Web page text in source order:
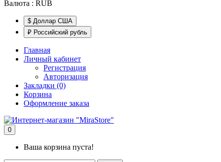
Валюта : RUB
$ Доллар США
₽ Российский рубль
Главная
Личный кабинет
Регистрация
Авторизация
Закладки (0)
Корзина
Оформление заказа
0
Ваша корзина пуста!